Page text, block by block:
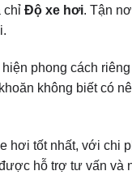
chỉ Độ xe hơi. Tận
phong cách
không biết có
hơi tốt nhất, với chi
hỗ trợ tư vấn và